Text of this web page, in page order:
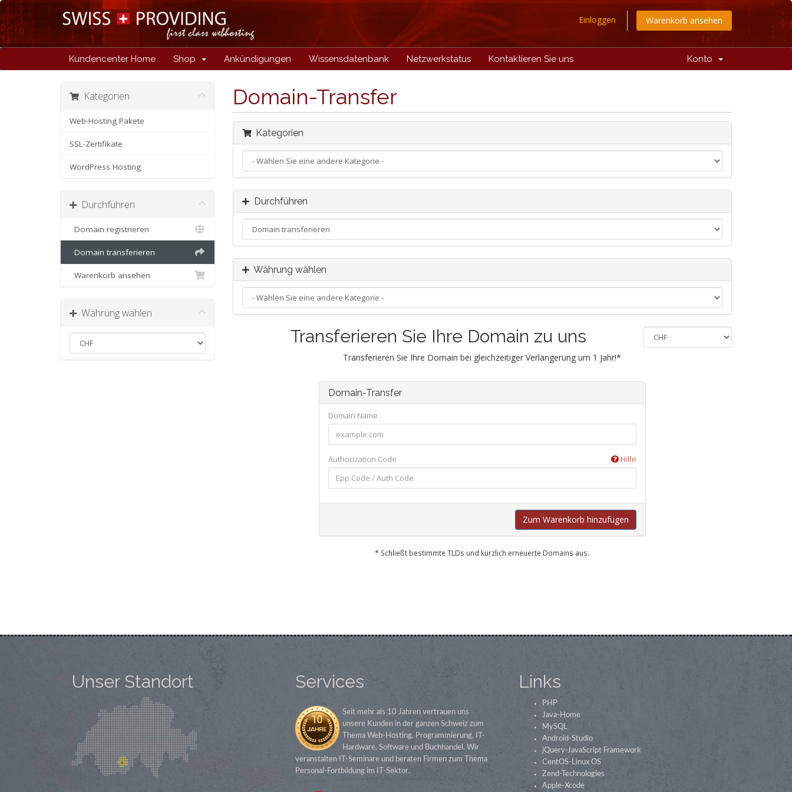
Einloggen Warenkorb ansehen
Kundencenter Home Shop Ankündigungen Wissensdatenbank Netzwerkstatus Kontaktieren Sie uns Konto
Domain-Transfer
Kategorien
Web-Hosting Pakete
SSL-Zertifikate
WordPress Hosting
Durchführen
Domain registrieren
Domain transferieren
Warenkorb ansehen
Währung wählen
Kategorien
Durchführen
Währung wählen
Transferieren Sie Ihre Domain zu uns
Transferieren Sie Ihre Domain bei gleichzeitiger Verlängerung um 1 Jahr!*
Domain-Transfer
Domain Name
Authorization Code Hilfe
Zum Warenkorb hinzufügen
* Schließt bestimmte TLDs und kürzlich erneuerte Domains aus.
Unser Standort Services
Seit mehr als 10 Jahren vertrauen uns
unsere Kunden in der ganzen Schweiz zum
Thema Web-Hosting, Programmierung, IT-
Hardware, Software und Buchhandel. Wir
veranstalten IT-Seminare und beraten Firmen zum Thema
Personal-Fortbildung im IT-Sektor.
Links
PHP
Java-Home
MySQL
Android-Studio
jQuery-JavaScript Framework
CentOS-Linux OS
Zend-Technologies
Apple-Xcode